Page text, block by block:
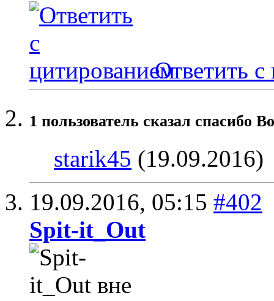
Ответить с
1 пользователь сказал cпасибо
starik45 (19.09.2016)
19.09.2016, 05:15 #402
Spit-it_Out